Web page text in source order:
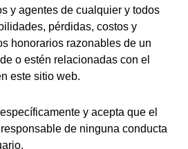
y agentes de cualquier y todos
pérdidas, costos y
honorarios razonables de un
o estén relacionadas con el
este sitio web.
y acepta que el
de ninguna conducta